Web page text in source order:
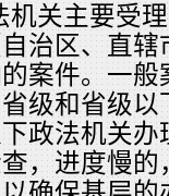
机关主要受
治区、直
案件。一
级和省级
政法机关
，进度慢